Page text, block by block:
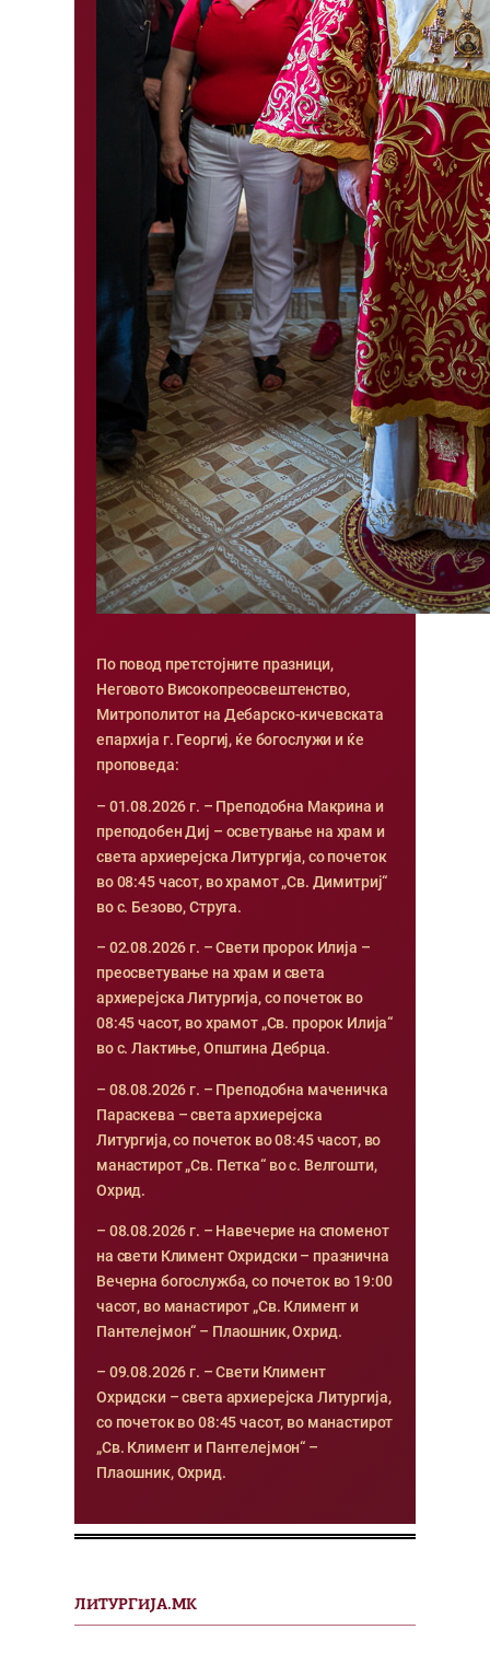
По повод претстојните празници,
Неговото Високопреосвештенство,
Митрополитот на Дебарско-кичевската
епархија г. Георгиј, ќе богослужи и ќе
проповеда:
– 01.08.2026 г. – Преподобна Макрина и
преподобен Диј – осветување на храм и
света архиерејска Литургија, со почеток
во 08:45 часот, во храмот „Св. Димитриј“
во с. Безово, Струга.
– 02.08.2026 г. – Свети пророк Илија –
преосветување на храм и света
архиерејска Литургија, со почеток во
08:45 часот, во храмот „Св. пророк Илија“
во с. Лактиње, Општина Дебрца.
– 08.08.2026 г. – Преподобна маченичка
Параскева – света архиерејска
Литургија, со почеток во 08:45 часот, во
манастирот „Св. Петка“ во с. Велгошти,
Охрид.
– 08.08.2026 г. – Навечерие на споменот
на свети Климент Охридски – празнична
Вечерна богослужба, со почеток во 19:00
часот, во манастирот „Св. Климент и
Пантелејмон“ – Плаошник, Охрид.
– 09.08.2026 г. – Свети Климент
Охридски – света архиерејска Литургија,
со почеток во 08:45 часот, во манастирот
„Св. Климент и Пантелејмон“ –
Плаошник, Охрид.
ЛИТУРГИЈА.МК